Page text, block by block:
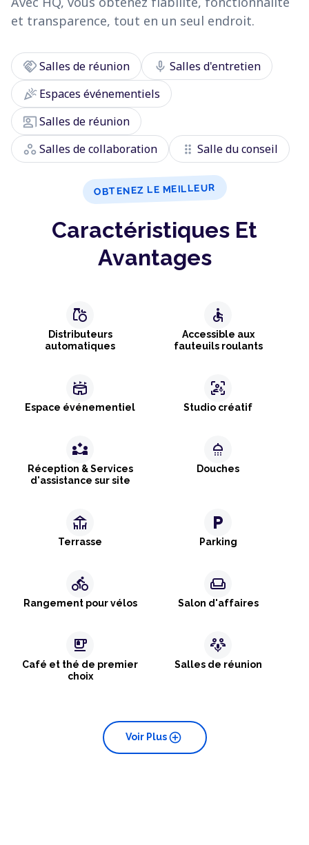
et transparence, tout en un seul endroit.
handshakeSalles de réunion mic Salles d'entretien
celebrationEspaces événementiels
co_presentSalles de réunion
workspaces Salles de collaboration drag_indicator Salle du conseil
OBTENEZ LE MEILLEUR
Caractéristiques Et
Avantages
grocery
Distributeurs
automatiques
accessible
Accessible aux
fauteuils roulants
stadium
Espace événementiel
frame_person_mic
Studio créatif
partner_exchange
Réception & Services
d'assistance sur site
shower
Douches
deck
Terrasse
local_parking
Parking
directions_bike
Rangement pour vélos
weekend
Salon d'affaires
emoji_food_beverage
Café et thé de premier
choix
adaptive_audio_mic
Salles de réunion
add_circle
Voir Plus